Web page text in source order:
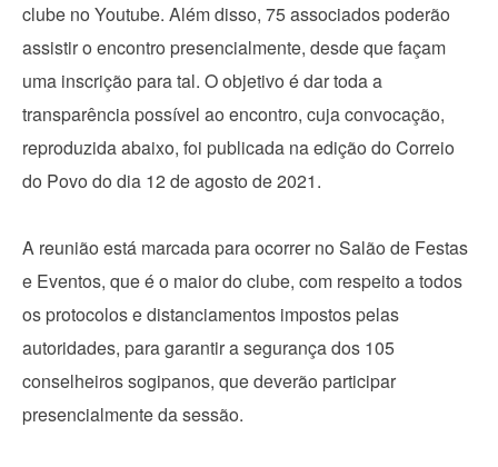
clube no Youtube. Além disso, 75 associados poderão
assistir o encontro presencialmente, desde que façam
uma inscrição para tal. O objetivo é dar toda a
transparência possível ao encontro, cuja convocação,
reproduzida abaixo, foi publicada na edição do Correio
do Povo do dia 12 de agosto de 2021.
A reunião está marcada para ocorrer no Salão de Festas
e Eventos, que é o maior do clube, com respeito a todos
os protocolos e distanciamentos impostos pelas
autoridades, para garantir a segurança dos 105
conselheiros sogipanos, que deverão participar
presencialmente da sessão.